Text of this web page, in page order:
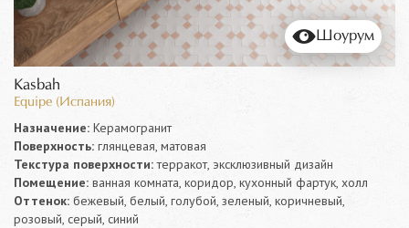
Шоурум
Kasbah
Equipe (Испания)
Назначение: Керамогранит
Поверхность: глянцевая, матовая
Текстура поверхности:терракот, эксклюзивный дизайн
Помещение: ванная комната, коридор, кухонный фартук, холл
Оттенок: бежевый, белый, голубой, зеленый, коричневый,
розовый, серый, синий